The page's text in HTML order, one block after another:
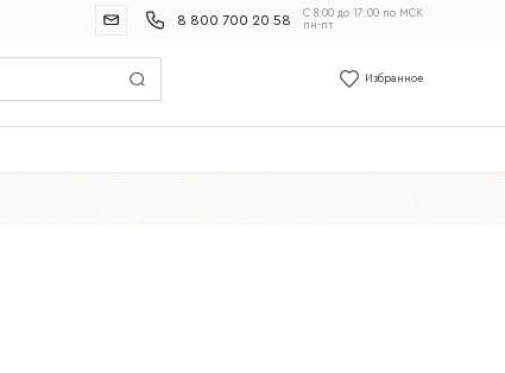
8 800 700 20 58
С 8:00 до 17:00 по МСК
пн-пт
Избранное